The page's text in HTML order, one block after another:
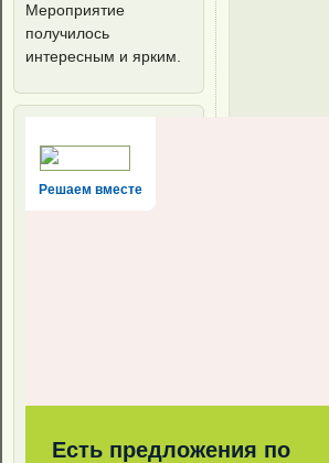
Мероприятие
получилось
интересным и ярким.
Решаем вместе
Есть предложения по
версия